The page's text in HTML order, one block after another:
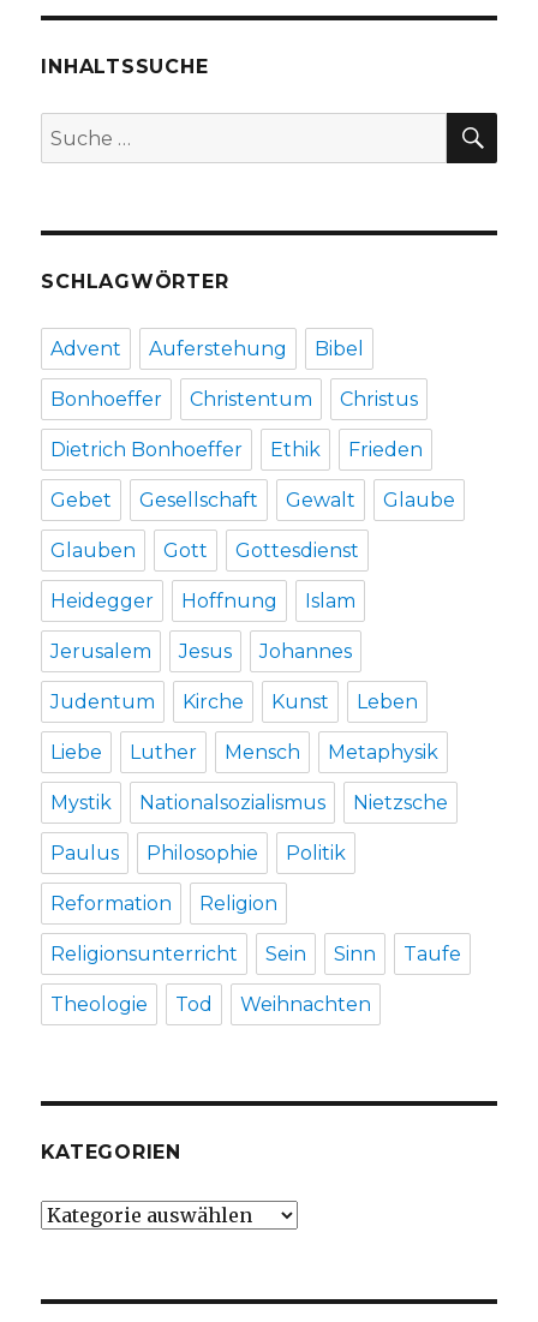
INHALTSSUCHE
Suche
nach:
SCHLAGWÖRTER
Advent Auferstehung Bibel
Bonhoeffer Christentum Christus
Dietrich Bonhoeffer Ethik Frieden
Gebet Gesellschaft Gewalt Glaube
Glauben Gott Gottesdienst
Heidegger Hoffnung Islam
Jerusalem Jesus Johannes
Judentum Kirche Kunst Leben
Liebe Luther Mensch Metaphysik
Mystik Nationalsozialismus Nietzsche
Paulus Philosophie Politik
Reformation Religion
Religionsunterricht Sein Sinn Taufe
Theologie Tod Weihnachten
KATEGORIEN
Kategorien